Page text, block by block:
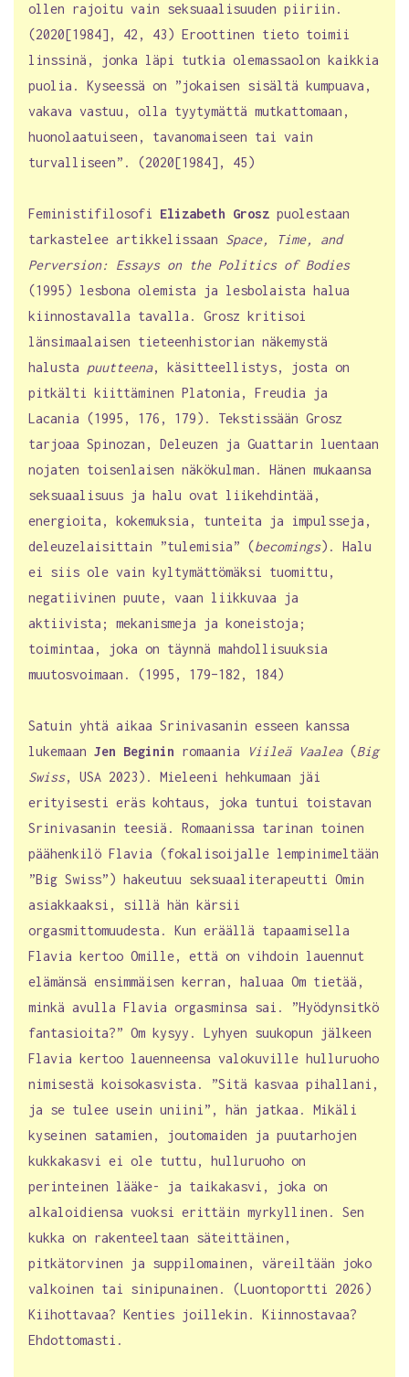
ollen rajoitu vain seksuaalisuuden piiriin.
(2020[1984], 42, 43) Eroottinen tieto toimii
linssinä, jonka läpi tutkia olemassaolon kaikkia
puolia. Kyseessä on ”jokaisen sisältä kumpuava,
vakava vastuu, olla tyytymättä mutkattomaan,
huonolaatuiseen, tavanomaiseen tai vain
turvalliseen”. (2020[1984], 45)
Feministifilosofi Elizabeth Grosz puolestaan
tarkastelee artikkelissaan Space, Time, and
Perversion: Essays on the Politics of Bodies
(1995) lesbona olemista ja lesbolaista halua
kiinnostavalla tavalla. Grosz kritisoi
länsimaalaisen tieteenhistorian näkemystä
halusta puutteena, käsitteellistys, josta on
pitkälti kiittäminen Platonia, Freudia ja
Lacania (1995, 176, 179). Tekstissään Grosz
tarjoaa Spinozan, Deleuzen ja Guattarin luentaan
nojaten toisenlaisen näkökulman. Hänen mukaansa
seksuaalisuus ja halu ovat liikehdintää,
energioita, kokemuksia, tunteita ja impulsseja,
deleuzelaisittain ”tulemisia” (becomings). Halu
ei siis ole vain kyltymättömäksi tuomittu,
negatiivinen puute, vaan liikkuvaa ja
aktiivista; mekanismeja ja koneistoja;
toimintaa, joka on täynnä mahdollisuuksia
muutosvoimaan. (1995, 179–182, 184)
Satuin yhtä aikaa Srinivasanin esseen kanssa
lukemaan Jen Beginin romaania Viileä Vaalea(Big
Swiss,
USA 2023). Mieleeni hehkumaan jäi
erityisesti eräs kohtaus, joka tuntui toistavan
Srinivasanin teesiä. Romaanissa tarinan toinen
päähenkilö Flavia (fokalisoijalle lempinimeltään
”Big Swiss”) hakeutuu seksuaaliterapeutti Omin
asiakkaaksi, sillä hän kärsii
orgasmittomuudesta. Kun eräällä tapaamisella
Flavia kertoo Omille, että on vihdoin lauennut
elämänsä ensimmäisen kerran, haluaa Om tietää,
minkä avulla Flavia orgasminsa sai. ”Hyödynsitkö
fantasioita?” Om kysyy. Lyhyen suukopun jälkeen
Flavia kertoo lauenneensa valokuville hulluruoho
nimisestä koisokasvista. ”Sitä kasvaa pihallani,
ja se tulee usein uniini”, hän jatkaa. Mikäli
kyseinen satamien, joutomaiden ja puutarhojen
kukkakasvi ei ole tuttu, hulluruoho on
perinteinen lääke- ja taikakasvi, joka on
alkaloidiensa vuoksi erittäin myrkyllinen. Sen
kukka on rakenteeltaan säteittäinen,
pitkätorvinen ja suppilomainen, väreiltään joko
valkoinen tai sinipunainen. (Luontoportti 2026)
Kiihottavaa? Kenties joillekin. Kiinnostavaa?
Ehdottomasti.